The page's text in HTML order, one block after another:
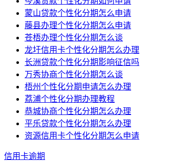
蒙山贷款个性化分期怎么申请
藤县办理个性化分期怎么申请
苍梧办理个性化分期怎么谈
龙圩信用卡个性化分期怎么办理
长洲贷款个性化分期影响征信吗
万秀协商个性化分期怎么谈
梧州个性化分期申请怎么办理
荔浦个性化分期办理教程
恭城协商个性化分期怎么办理
平乐贷款个性化分期怎么办理
资源信用卡个性化分期怎么申请
信用卡逾期